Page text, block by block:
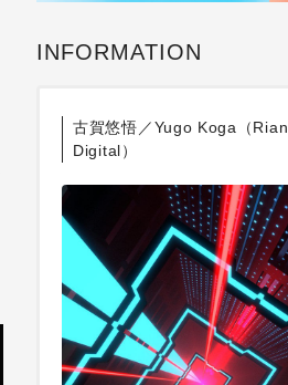
INFORMATION
古賀悠悟／Yugo Koga（Rian
Digital）